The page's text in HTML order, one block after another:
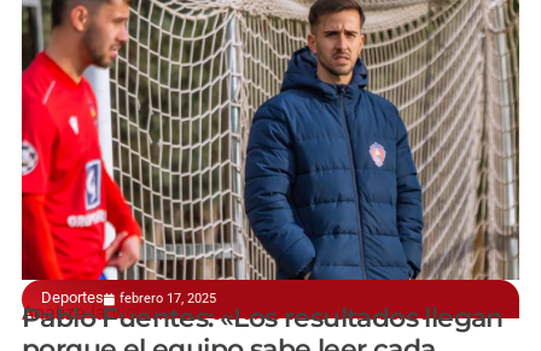
Deportes febrero 17, 2025
Analiza la victoria por 0-2 ante el UB Conquense B
Pablo Fuentes: «Los resultados llegan